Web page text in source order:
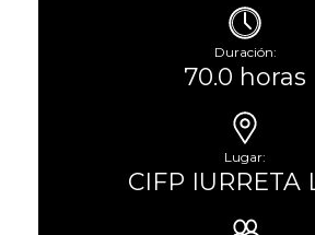
Duración:
70.0 horas
Lugar:
CIFP IURRETA